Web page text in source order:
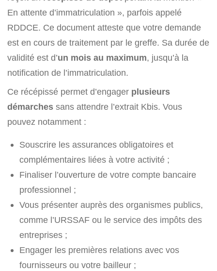
En attente d’immatriculation », parfois appelé
RDDCE. Ce document atteste que votre demande
est en cours de traitement par le greffe. Sa durée de
validité est d’un mois au maximum, jusqu’à la
notification de l’immatriculation.
Ce récépissé permet d’engager plusieurs
démarches sans attendre l’extrait Kbis. Vous
pouvez notamment :
Souscrire les assurances obligatoires et
complémentaires liées à votre activité ;
Finaliser l’ouverture de votre compte bancaire
professionnel ;
Vous présenter auprès des organismes publics,
comme l’URSSAF ou le service des impôts des
entreprises ;
Engager les premières relations avec vos
fournisseurs ou votre bailleur ;